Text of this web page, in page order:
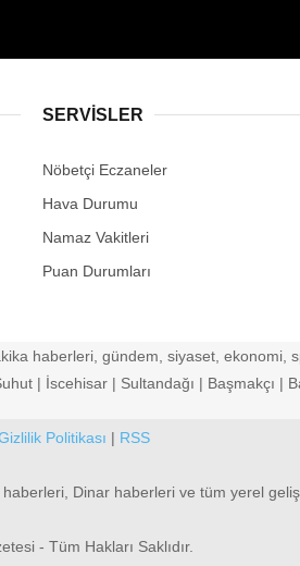
SERVİSLER
Nöbetçi Eczaneler
Hava Durumu
Namaz Vakitleri
Puan Durumları
haberleri, gündem, siyaset, ekonomi,
| İscehisar | Sultandağı | Başmakçı |
Politikası | RSS
Dinar haberleri ve tüm yerel
- Tüm Hakları Saklıdır.